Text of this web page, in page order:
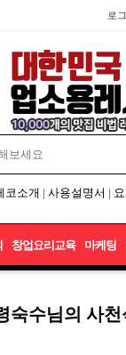
로
코소개 | 사용설명서 |
창업요리교육 마케팅
숙수님의 사천